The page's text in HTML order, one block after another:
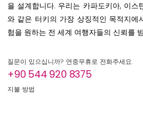
을 설계합니다. 우리는 카파도키아, 이스
와 같은 터키의 가장 상징적인 목적지에
험을 원하는 전 세계 여행자들의 신뢰를
질문이 있으십니까? 연중무휴로 전화주세요.
+90 544 920 8375
지불 방법